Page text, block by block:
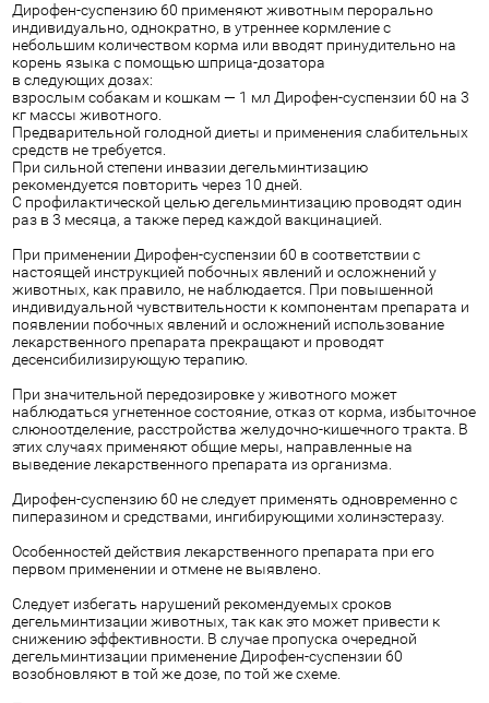
Дирофен-суспензию 60 применяют животным перорально
индивидуально, однократно, в утреннее кормление с
небольшим количеством корма или вводят принудительно на
корень языка с помощью шприца-дозатора
в следующих дозах:
взрослым собакам и кошкам — 1 мл Дирофен-суспензии 60 на 3
кг массы животного.
Предварительной голодной диеты и применения слабительных
средств не требуется.
При сильной степени инвазии дегельминтизацию
рекомендуется повторить через 10 дней.
С профилактической целью дегельминтизацию проводят один
раз в 3 месяца, а также перед каждой вакцинацией.
При применении Дирофен-суспензии 60 в соответствии с
настоящей инструкцией побочных явлений и осложнений у
животных, как правило, не наблюдается. При повышенной
индивидуальной чувствительности к компонентам препарата и
появлении побочных явлений и осложнений использование
лекарственного препарата прекращают и проводят
десенсибилизирующую терапию.
При значительной передозировке у животного может
наблюдаться угнетенное состояние, отказ от корма, избыточное
слюноотделение, расстройства желудочно-кишечного тракта. В
этих случаях применяют общие меры, направленные на
выведение лекарственного препарата из организма.
Дирофен-суспензию 60 не следует применять одновременно с
пиперазином и средствами, ингибирующими холинэстеразу.
Особенностей действия лекарственного препарата при его
первом применении и отмене не выявлено.
Следует избегать нарушений рекомендуемых сроков
дегельминтизации животных, так как это может привести к
снижению эффективности. В случае пропуска очередной
дегельминтизации применение Дирофен-суспензии 60
возобновляют в той же дозе, по той же схеме.